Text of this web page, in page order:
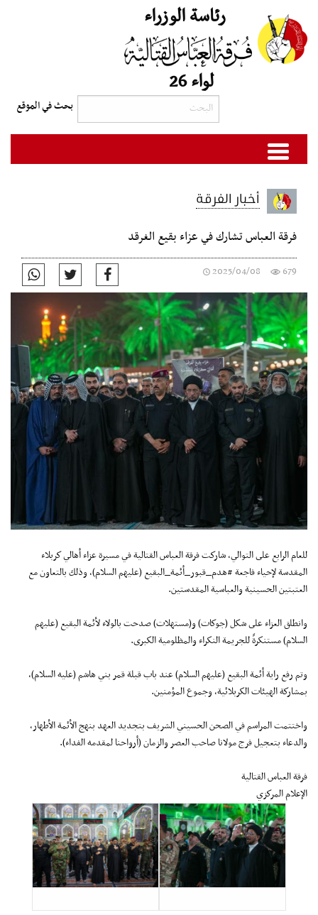
رئاسة الوزراء
لواء 26
أخبار الفرقة
فرقة العباس تشارك في عزاء بقيع الغرقد
2025/04/08 679
للعام الرابع على التوالي، شاركت فرقة العباس القتالية في مسيرة عزاء أهالي كربلاء
المقدسة لإحياء فاجعة #هدم_قبور_أئمة_البقيع (عليهم السلام)، وذلك بالتعاون مع
العتبتين الحسينية والعباسية المقدستين.
وانطلق العزاء على شكل (جوكات) و(مستهلات) صدحت بالولاء لأئمة البقيع (عليهم
السلام) مستنكرةً للجريمة النكراء والمظلومية الكبرى.
وتم رفع راية أئمة البقيع (عليهم السلام) عند باب قبلة قمر بني هاشم (عليه السلام)،
بمشاركة الهيئات الكربلائية، وجموع المؤمنين.
واختتمت المراسم في الصحن الحسيني الشريف بتجديد العهد بنهج الأئمة الأطهار،
والدعاء بتعجيل فرج مولانا صاحب العصر والزمان (أرواحنا لمقدمه الفداء).
فرقة العباس القتالية
الإعلام المركزي